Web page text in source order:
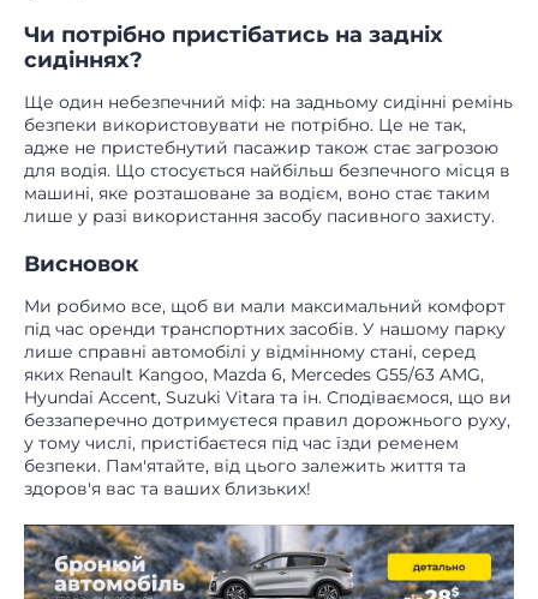
Чи потрібно пристібатись на задніх
сидіннях?
Ще один небезпечний міф: на задньому сидінні ремінь
безпеки використовувати не потрібно. Це не так,
адже не пристебнутий пасажир також стає загрозою
для водія. Що стосується найбільш безпечного місця в
машині, яке розташоване за водієм, воно стає таким
лише у разі використання засобу пасивного захисту.
Висновок
Ми робимо все, щоб ви мали максимальний комфорт
під час оренди транспортних засобів. У нашому парку
лише справні автомобілі у відмінному стані, серед
яких Renault Kangoo, Mazda 6, Mercedes G55/63 AMG,
Hyundai Accent, Suzuki Vitara та ін. Сподіваємося, що ви
беззаперечно дотримуєтеся правил дорожнього руху,
у тому числі, пристібаєтеся під час їзди ременем
безпеки. Пам'ятайте, від цього залежить життя та
здоров'я вас та ваших близьких!